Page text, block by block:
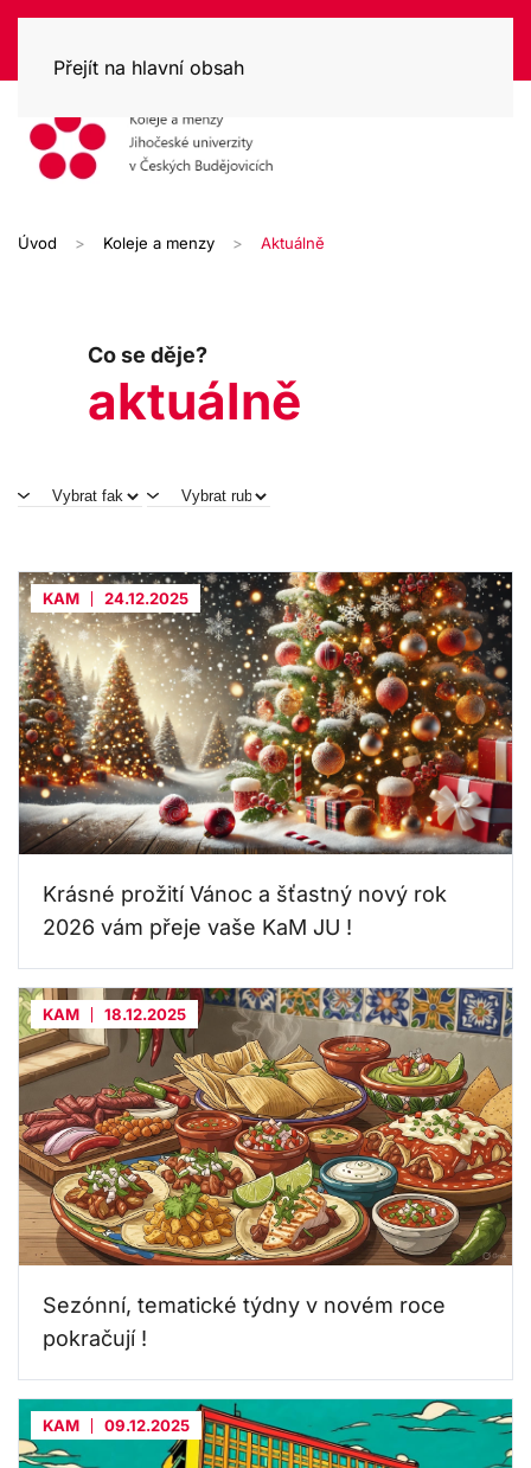
Přejít na hlavní obsah
Úvod Koleje a menzy Aktuálně
Co se děje?
aktuálně
KAM 24.12.2025
Krásné prožití Vánoc a šťastný nový rok
2026 vám přeje vaše KaM JU !
KAM 18.12.2025
Sezónní, tematické týdny v novém roce
pokračují !
KAM 09.12.2025